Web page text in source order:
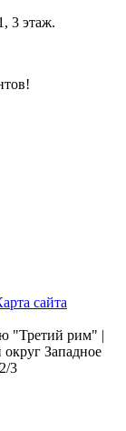
3 этаж.
сайта
"Третий рим" |
Западное
3